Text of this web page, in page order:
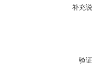
补充
验